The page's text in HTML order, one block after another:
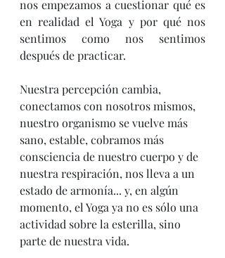
nos empezamos a cuestionar qué es
en realidad el Yoga y por qué nos
sentimos como nos sentimos
después de practicar.
Nuestra percepción cambia,
conectamos con nosotros mismos,
nuestro organismo se vuelve más
sano, estable, cobramos más
consciencia de nuestro cuerpo y de
nuestra respiración, nos lleva a un
estado de armonía... y, en algún
momento, el Yoga ya no es sólo una
actividad sobre la esterilla, sino
parte de nuestra vida.